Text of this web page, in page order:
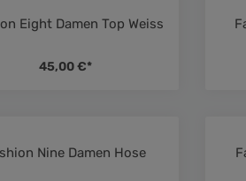
Eight Damen Top Weiss
45,00 €*
Nine Damen Hose